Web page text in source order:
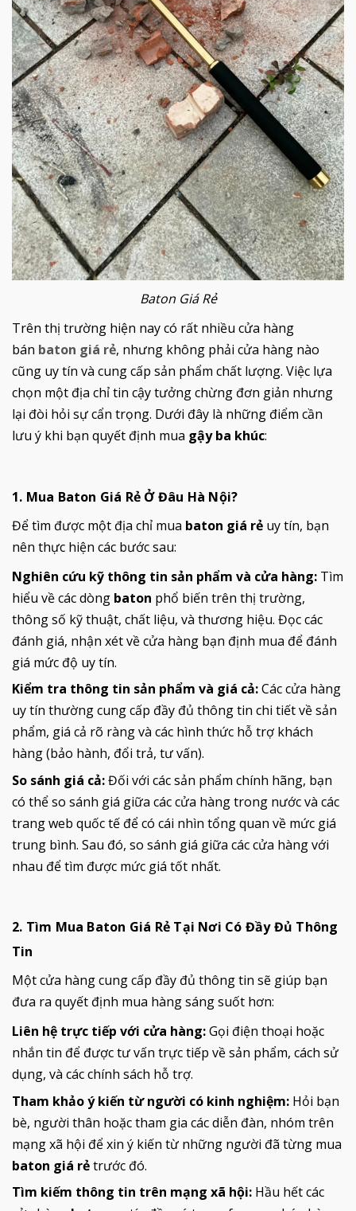
Baton Giá Rẻ
Trên thị trường hiện nay có rất nhiều cửa hàng
bán baton giá rẻ, nhưng không phải cửa hàng nào
cũng uy tín và cung cấp sản phẩm chất lượng. Việc lựa
chọn một địa chỉ tin cậy tưởng chừng đơn giản nhưng
lại đòi hỏi sự cẩn trọng. Dưới đây là những điểm cần
lưu ý khi bạn quyết định mua gậy ba khúc:
1. Mua Baton Giá Rẻ Ở Đâu Hà Nội?
Để tìm được một địa chỉ mua baton giá rẻ uy tín, bạn
nên thực hiện các bước sau:
Nghiên cứu kỹ thông tin sản phẩm và cửa hàng: Tìm
hiểu về các dòng baton phổ biến trên thị trường,
thông số kỹ thuật, chất liệu, và thương hiệu. Đọc các
đánh giá, nhận xét về cửa hàng bạn định mua để đánh
giá mức độ uy tín.
Kiểm tra thông tin sản phẩm và giá cả:Các cửa hàng
uy tín thường cung cấp đầy đủ thông tin chi tiết về sản
phẩm, giá cả rõ ràng và các hình thức hỗ trợ khách
hàng (bảo hành, đổi trả, tư vấn).
So sánh giá cả:Đối với các sản phẩm chính hãng, bạn
có thể so sánh giá giữa các cửa hàng trong nước và các
trang web quốc tế để có cái nhìn tổng quan về mức giá
trung bình. Sau đó, so sánh giá giữa các cửa hàng với
nhau để tìm được mức giá tốt nhất.
2. Tìm Mua Baton Giá Rẻ Tại Nơi Có Đầy Đủ Thông
Tin
Một cửa hàng cung cấp đầy đủ thông tin sẽ giúp bạn
đưa ra quyết định mua hàng sáng suốt hơn:
Liên hệ trực tiếp với cửa hàng:Gọi điện thoại hoặc
nhắn tin để được tư vấn trực tiếp về sản phẩm, cách sử
dụng, và các chính sách hỗ trợ.
Tham khảo ý kiến từ người có kinh nghiệm: Hỏi bạn
bè, người thân hoặc tham gia các diễn đàn, nhóm trên
mạng xã hội để xin ý kiến từ những người đã từng mua
baton giá rẻtrước đó.
Tìm kiếm thông tin trên mạng xã hội: Hầu hết các